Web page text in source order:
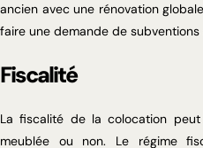
ancien avec une rénovation
faire une demande de subventions
Fiscalité
La fiscalité de la colocation
meublée ou non. Le régime